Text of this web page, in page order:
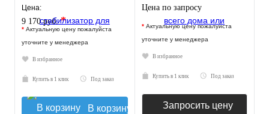
400
Цена:
9 170 руб.*
* Актуальную цену пожалуйста
уточните у менеджера
В избранное
Купить в 1 клик Под заказ
В корзину
АЛЬБАТРОС-12345
Цена по запросу
* Актуальную цену пожалуйста
уточните у менеджера
В избранное
Купить в 1 клик Под заказ
Запросить цену